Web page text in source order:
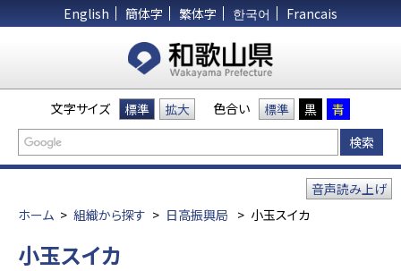
English 簡体字 繁体字 한국어 Francais
文字サイズ 標準 拡大 色合い 標準 黒 青
ホーム > 組織から探す > 日高振興局 > 小玉スイカ
音声読み上げ
小玉スイカ